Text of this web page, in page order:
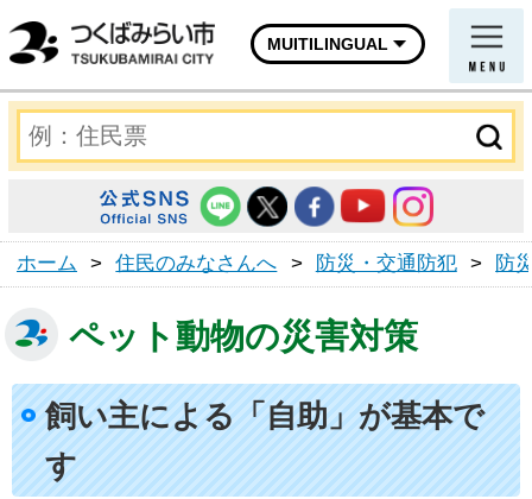
MUITILINGUAL
ホーム > 住民のみなさんへ > 防災・交通防犯 > 防
ペット動物の災害対策
飼い主による「自助」が基本で
す